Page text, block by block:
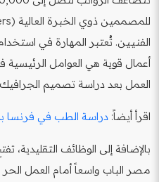
الفنيين. تُعتبر المهارة في
أعمال قوية هي العوامل
العمل بعد دراسة تصميم
اقرأ أيضاً: دراسة الطب في فرنسا
بالإضافة إلى الوظائف